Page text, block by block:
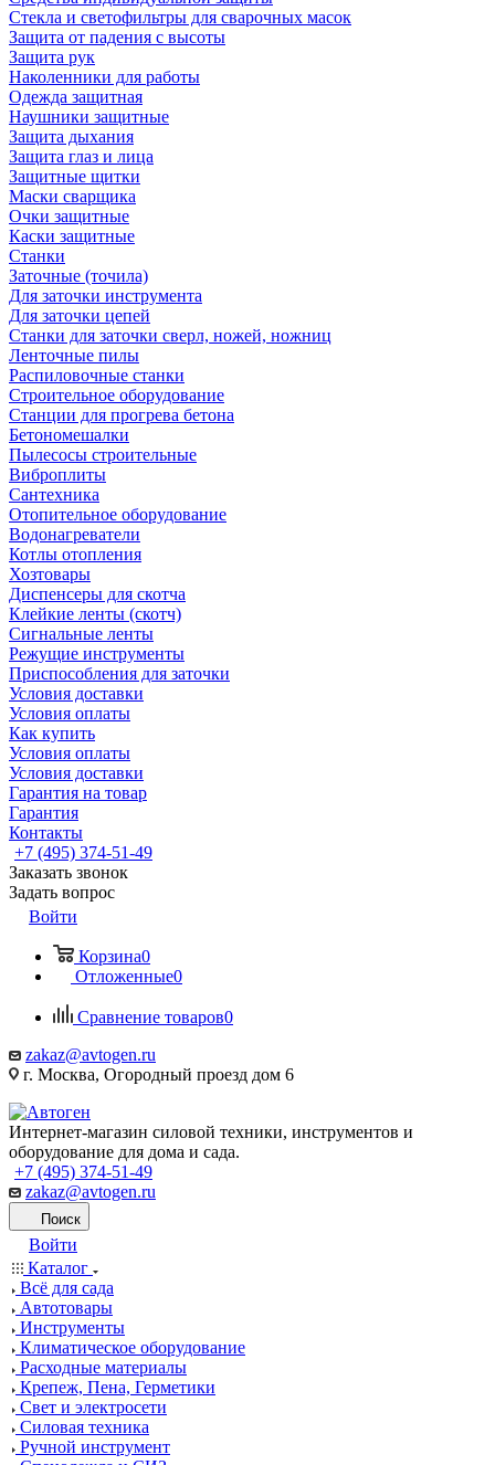
Стекла и светофильтры для сварочных масок
Защита от падения с высоты
Защита рук
Наколенники для работы
Одежда защитная
Наушники защитные
Защита дыхания
Защита глаз и лица
Защитные щитки
Маски сварщика
Очки защитные
Каски защитные
Станки
Заточные (точила)
Для заточки инструмента
Для заточки цепей
Станки для заточки сверл, ножей, ножниц
Ленточные пилы
Распиловочные станки
Строительное оборудование
Станции для прогрева бетона
Бетономешалки
Пылесосы строительные
Виброплиты
Сантехника
Отопительное оборудование
Водонагреватели
Котлы отопления
Хозтовары
Диспенсеры для скотча
Клейкие ленты (скотч)
Сигнальные ленты
Режущие инструменты
Приспособления для заточки
Условия доставки
Условия оплаты
Как купить
Условия оплаты
Условия доставки
Гарантия на товар
Гарантия
Контакты
+7 (495) 374-51-49
Заказать звонок
Задать вопрос
Войти
Корзина0
Отложенные0
Сравнение товаров0
zakaz@avtogen.ru
г. Москва, Огородный проезд дом 6
Интернет-магазин силовой техники, инструментов и
оборудование для дома и сада.
+7 (495) 374-51-49
zakaz@avtogen.ru
Поиск
Войти
Каталог
Всё для сада
Автотовары
Инструменты
Климатическое оборудование
Расходные материалы
Крепеж, Пена, Герметики
Свет и электросети
Силовая техника
Ручной инструмент